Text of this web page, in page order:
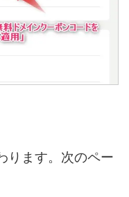
ります。次のペー